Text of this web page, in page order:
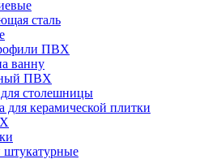
сталь
ПВХ
ванну
ПВХ
столешницы
для керамической плитки